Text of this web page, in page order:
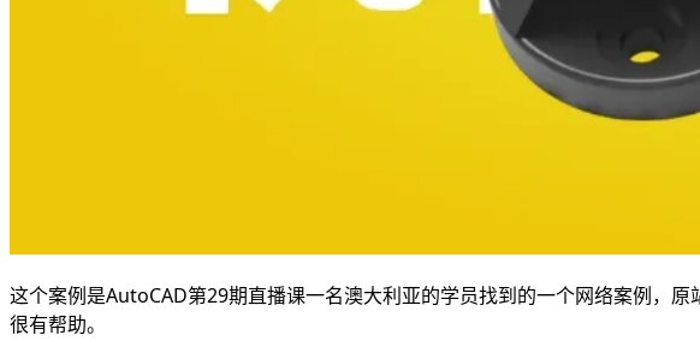
这个案例是AutoCAD第29期直播课一名澳大利亚的学员找到的一个网络案例，
很有帮助。